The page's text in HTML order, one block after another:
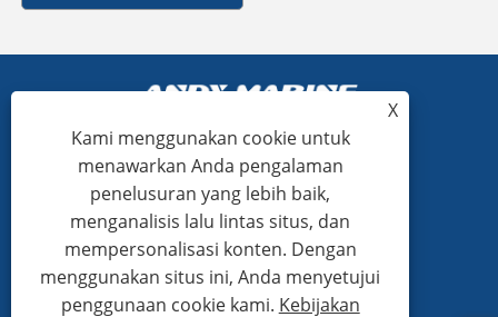
+86-15865772126
andy@hardwaremarine.com
X
Kami menggunakan cookie untuk
menawarkan Anda pengalaman
penelusuran yang lebih baik,
menganalisis lalu lintas situs, dan
mempersonalisasi konten. Dengan
menggunakan situs ini, Anda menyetujui
penggunaan cookie kami. Kebijakan